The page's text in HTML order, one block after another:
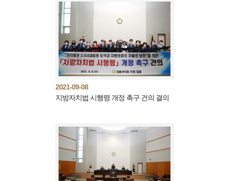
2021-09-08
지방자치법 시행령 개정 촉구 건의 결의